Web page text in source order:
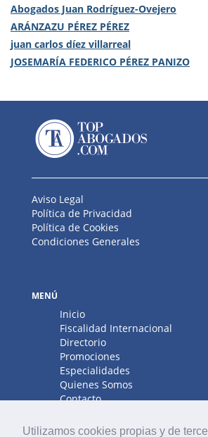
Utilizamos cookies propias y de
Abogados Juan Rodríguez-Ovejero
ARÁNZAZU PÉREZ PÉREZ
juan carlos díez villarreal
JOSEMARÍA FEDERICO PÉREZ PANIZO
Aviso Legal
Política de Privacidad
Política de Cookies
Condiciones Generales
MENÚ
Inicio
Fiscalidad Internacional
Directorio
Promociones
Especialidades
Quienes Somos
Contacto